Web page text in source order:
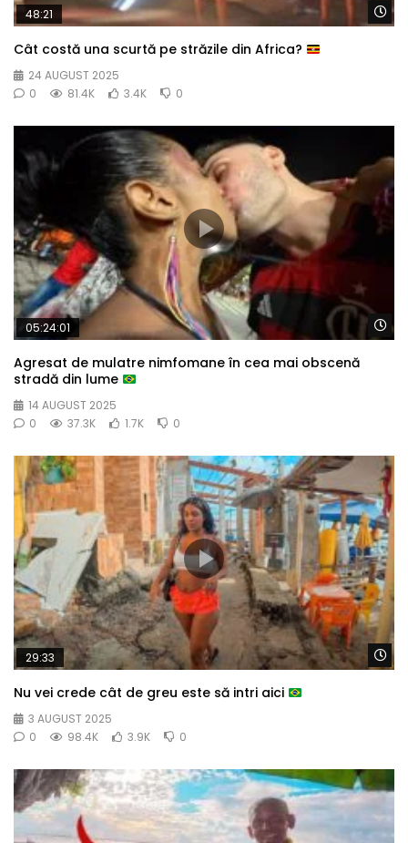
48:21
Cât costă una scurtă pe străzile din Africa?
24 AUGUST 2025
0
81.4K 3.4K 0
05:24:01
Agresat de mulatre nimfomane în cea mai obscenă
stradă din lume
14 AUGUST 2025
0
37.3K 1.7K 0
29:33
Nu vei crede cât de greu este să intri aici
3 AUGUST 2025
0
98.4K 3.9K 0